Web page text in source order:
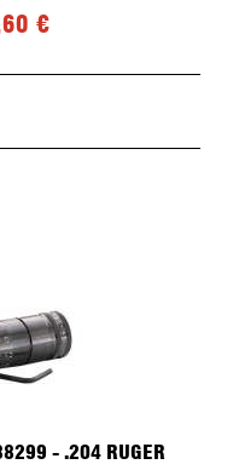
€
- .204 RUGER